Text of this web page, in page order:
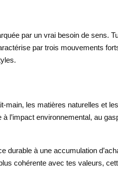
par un vrai besoin de sens.
par trois mouvements
main, les matières naturelles et
l’impact environnemental, au
à une accumulation
cohérente avec tes valeurs,